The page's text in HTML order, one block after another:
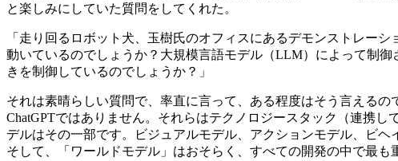
と楽しみにしていた質問をしてくれた。
「走り回るロボット犬、玉樹氏のオフィスにあるデモンストレー
動いているのでしょうか？大規模言語モデル（LLM）によって制
きを制御しているのでしょうか？」
それは素晴らしい質問で、率直に言って、ある程度はそう言える
ChatGPTではありません。それらはテクノロジースタック（連携
デルはその一部です。ビジュアルモデル、アクションモデル、ビ
そして、「ワールドモデル」はおそらく、すべての開発の中で最も